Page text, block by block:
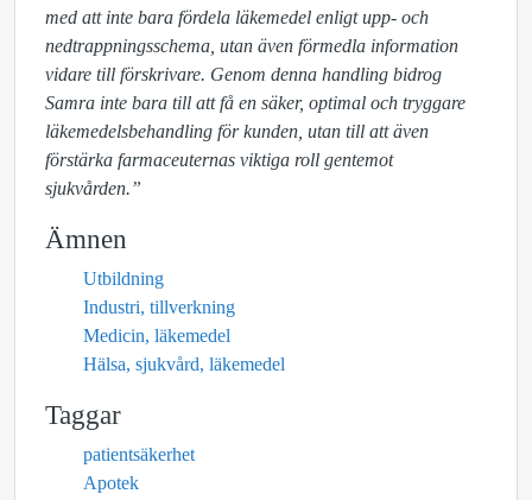
med att inte bara fördela läkemedel enligt upp- och
nedtrappningsschema, utan även förmedla information
vidare till förskrivare. Genom denna handling bidrog
Samra inte bara till att få en säker, optimal och tryggare
läkemedelsbehandling för kunden, utan till att även
förstärka farmaceuternas viktiga roll gentemot
sjukvården.”
Ämnen
Utbildning
Industri, tillverkning
Medicin, läkemedel
Hälsa, sjukvård, läkemedel
Taggar
patientsäkerhet
Apotek